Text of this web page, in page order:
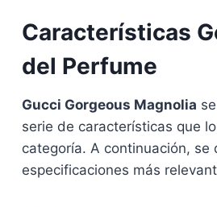
Características
del Perfume
Gucci Gorgeous Magnolia
serie de características que
categoría. A continuación, se
especificaciones más